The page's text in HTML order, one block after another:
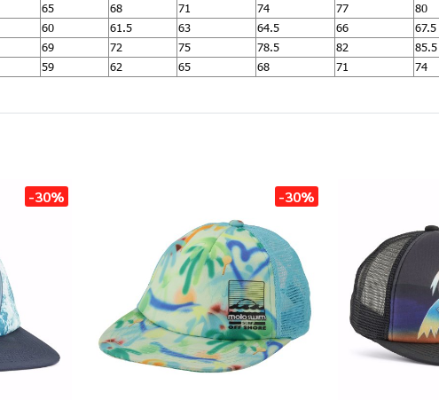
65 68 71 74 77 80
60 61.5 63 64.5 66 67.5
69 72 75 78.5 82 85.5
59 62 65 68 71 74
-30% -30%